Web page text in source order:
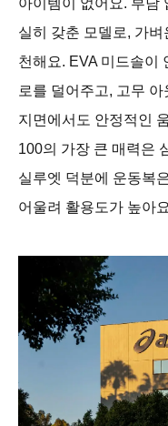
아이템이 없어요. 부담
실히 갖춘 모델로, 가
천해요. EVA 미드솔이
로를 덜어주고, 고무
지면에서도 안정적인
100의 가장 큰 매력은
실루엣 덕분에 운동복
어울려 활용도가 높아